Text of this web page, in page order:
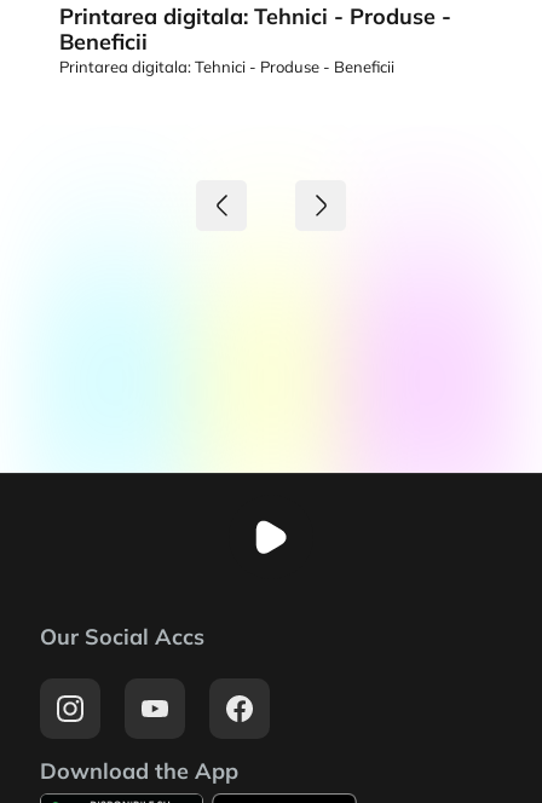
Printarea digitala: Tehnici - Produse -
Beneficii
Printarea digitala: Tehnici - Produse - Beneficii
Our Social Accs
Download the App